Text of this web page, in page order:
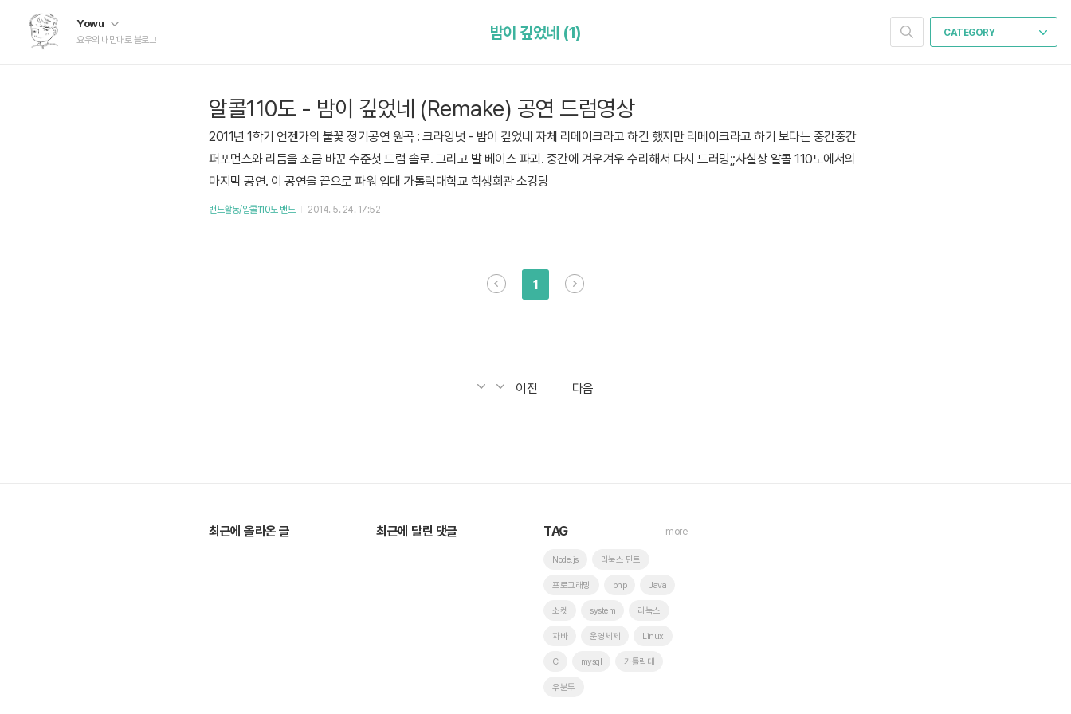
Yowu
요우의 내맘대로 블로그
CATEGORY
밤이 깊었네 (1)
알콜110도 - 밤이 깊었네 (Remake) 공연 드럼영상
2011년 1학기 언젠가의 불꽃 정기공연 원곡 : 크라잉넛 - 밤이 깊었네 자체 리메이크라고 하긴 했지만 리메이크라고 하기 보다는 중간중간
퍼포먼스와 리듬을 조금 바꾼 수준첫 드럼 솔로. 그리고 발 베이스 파괴. 중간에 겨우겨우 수리해서 다시 드러밍;;사실상 알콜 110도에서의
마지막 공연. 이 공연을 끝으로 파워 입대 가톨릭대학교 학생회관 소강당
밴드활동/알콜110도 밴드 2014. 5. 24. 17:52
1
이전 다음
최근에 올라온 글 최근에 달린 댓글 TAG
Node.js 리눅스 민트
프로그래밍 php Java
소켓 system 리눅스
자바 운영체제 Linux
C mysql 가톨릭대
우분투
more